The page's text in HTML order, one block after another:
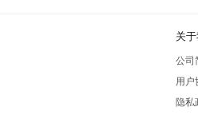
关
公司
用户
隐私